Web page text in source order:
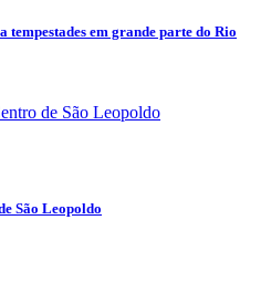
em grande parte do Rio
São Leopoldo